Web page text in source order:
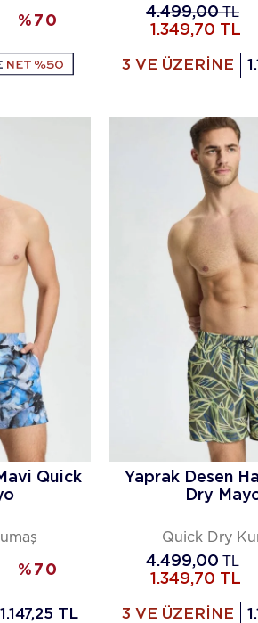
% 70
4.499,00TL
1.349,70 TL
3 VE ÜZERİNE
Quick
% 70
1.147,25 TL
Yaprak Desen
Dry
Quick Dry
4.499,00TL
1.349,70 TL
3 VE ÜZERİNE